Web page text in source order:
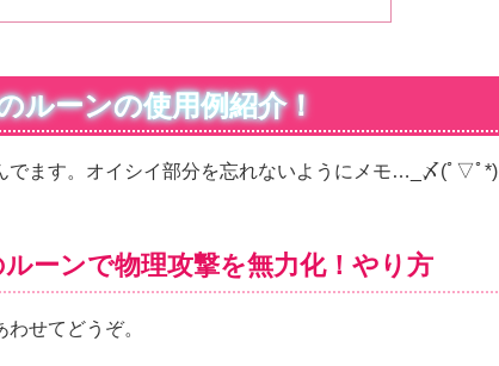
ルーンの使用例紹介！
でます。オイシイ部分を忘れないようにメモ…_〆(ﾟ▽ﾟ*)
ーンで物理攻撃を無力化！やり方
せてどうぞ。